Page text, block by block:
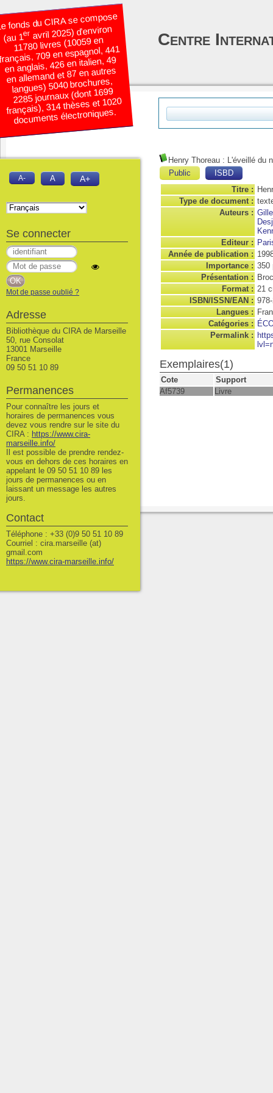
Henry Thoreau : L'éveillé du
Public
ISBD
Titre :
Type de document :
Auteurs :
Editeur :
Année de publication :
Importance : 350
Présentation :
Format : 21
ISBN/ISSN/EAN :
Langues :
Catégories :
Permalink :
Exemplaires(1)
Cote
Support
Af5739
Livre
fonds du CIRA se compose
(au 1eravril 2025) d’environ
11780 livres (10059 en
709 en espagnol, 441
en anglais, 426 en italien, 49
en allemand et 87 en autres
langues) 5040 brochures,
2285 journaux (dont 1699
français), 314 thèses et 1020
documents électroniques.
Centre
A- A A+
Se connecter
Mot de passe oublié ?
Adresse
Bibliothèque du CIRA de Marseille
50, rue Consolat
13001 Marseille
France
09 50 51 10 89
Permanences
Pour connaître les jours et
horaires de permanences vous
devez vous rendre sur le site du
CIRA : https://www.cira-
marseille.info/
Il est possible de prendre rendez-
vous en dehors de ces horaires en
appelant le 09 50 51 10 89 les
jours de permanences ou en
laissant un message les autres
jours.
Contact
Téléphone : +33 (0)9 50 51 10 89
Courriel : cira.marseille (at)
gmail.com
https://www.cira-marseille.info/